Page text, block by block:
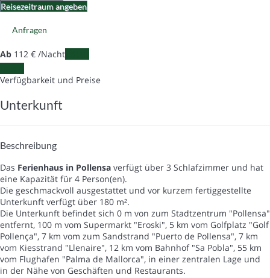
Reisezeitraum angeben
Anfragen
Ab 112 € /Nacht
Verfügbarkeit und Preise
Unterkunft
Beschreibung
Das Ferienhaus in Pollensa verfügt über 3 Schlafzimmer und hat
eine Kapazität für 4 Person(en).
Die geschmackvoll ausgestattet und vor kurzem fertiggestellte
Unterkunft verfügt über 180 m².
Die Unterkunft befindet sich 0 m von zum Stadtzentrum "Pollensa"
entfernt, 100 m vom Supermarkt "Eroski", 5 km vom Golfplatz "Golf
Pollença", 7 km vom zum Sandstrand "Puerto de Pollensa", 7 km
vom Kiesstrand "Llenaire", 12 km vom Bahnhof "Sa Pobla", 55 km
vom Flughafen "Palma de Mallorca", in einer zentralen Lage und
in der Nähe von Geschäften und Restaurants.